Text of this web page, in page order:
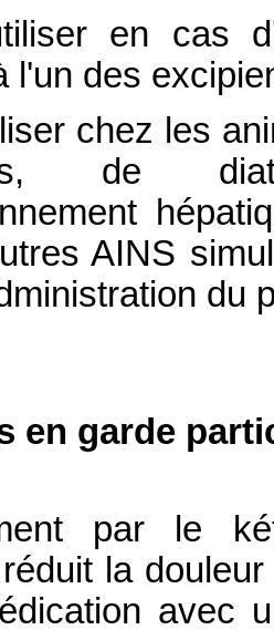
en cas
l'un des
chez les
de
AINS
du
en garde
par le
la
avec